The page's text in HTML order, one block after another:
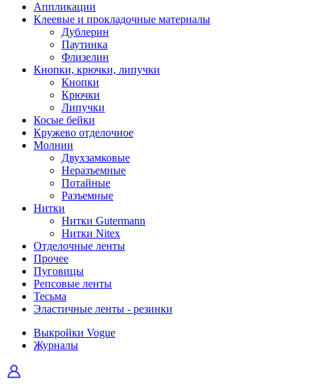
Аппликации
Клеевые и прокладочные материалы
Дублерин
Паутинка
Флизелин
Кнопки, крючки, липучки
Кнопки
Крючки
Липучки
Косые бейки
Кружево отделочное
Молнии
Двухзамковые
Неразъемные
Потайные
Разъемные
Нитки
Нитки Gutermann
Нитки Nitex
Отделочные ленты
Прочее
Пуговицы
Репсовые ленты
Тесьма
Эластичные ленты - резинки
Выкройки Vogue
Журналы